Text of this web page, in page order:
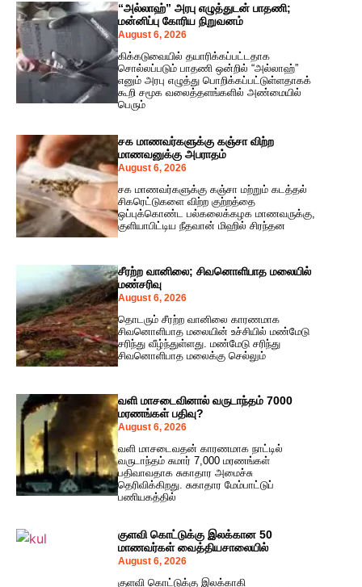
“அல்லாஹ்” அரபு எழுத்துடன் பாதணி;
மன்னிப்பு கோரிய நிறுவனம்
August 6, 2026
கிக்கடுவையில் தயாரிக்கப்பட்டதாக
சொல்லப்படும் பாதணி ஒன்றில் “அல்லாஹ்”
எனும் அரபு எழுத்து பொறிக்கப்பட்டுள்ளதாகக்
கூறி சமூக வலைத்தளங்களில் அண்மையில்
பெரும்
சக மாணவர்களுக்கு கஞ்சா விற்ற
மாணவனுக்கு அபராதம்
August 6, 2026
சக மாணவர்களுக்கு கஞ்சா மற்றும் கடத்தல்
சிகரெட்டுகளை விற்ற குற்றத்தை
ஒப்புக்கொண்ட பல்கலைக்கழக மாணவருக்கு,
குளியாபிட்டிய நீதவான் மிஹில் சிரந்தன
சீரற்ற வானிலை; சிவனொளிபாத மலையில்
மண்சரிவு
August 6, 2026
தொடரும் சீரற்ற வானிலை காரணமாக
சிவனொளிபாத மலையின் உச்சியில் மண்மேடு
சரிந்து வீழ்ந்துள்ளது. மண்மேடு சரிந்து
சிவனொளிபாத மலைக்கு செல்லும்
வளி மாசடைவினால் வருடாந்தம் 7000
மரணங்கள் பதிவு?
August 6, 2026
வளி மாசடைவதன் காரணமாக நாட்டில்
வருடாந்தம் சுமார் 7,000 மரணங்கள்
பதிவாவதாக சுகாதார அமைச்சு
தெரிவிக்கிறது. சுகாதார மேம்பாட்டுப்
பணியகத்தில்
குளவி கொட்டுக்கு இலக்கான 50
மாணவர்கள் வைத்தியசாலையில்
August 6, 2026
குளவி கொட்டுக்கு இலக்காகி